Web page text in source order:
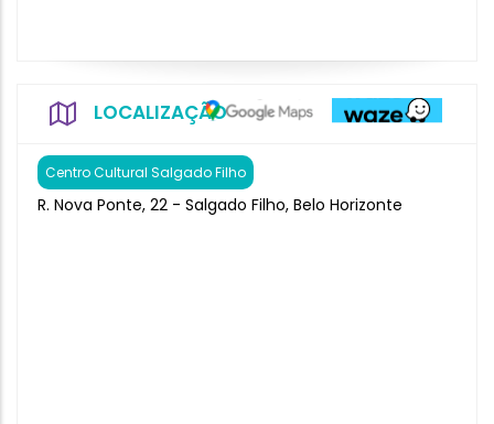
LOCALIZAÇÃO
Centro Cultural Salgado Filho
R. Nova Ponte, 22 - Salgado Filho, Belo Horizonte